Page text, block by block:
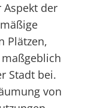
der
Plätzen,
Stadt bei.
von